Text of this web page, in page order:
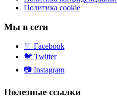
Политика cookie
Мы в сети
📘 Facebook
🐦 Twitter
📷 Instagram
Полезные ссылки